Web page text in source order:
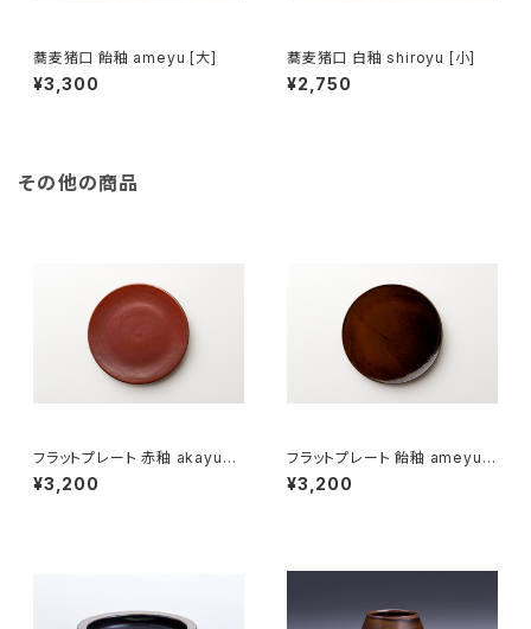
蕎麦猪口 飴釉 ameyu [大]
¥3,300
蕎麦猪口 白釉 shiroyu [小]
¥2,750
その他の商品
フラットプレート 赤釉 akayu（1
8cm）
¥3,200
フラットプレート 飴釉 ameyu（1
8cm）
¥3,200